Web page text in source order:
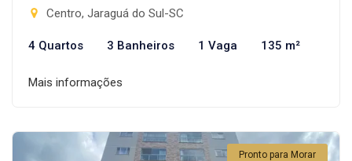
Centro, Jaraguá do Sul-SC
4 Quartos 3 Banheiros 1 Vaga 135 m²
Mais informações
Pronto para Morar